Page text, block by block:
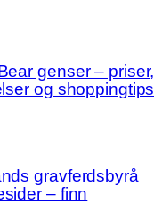
genser – priser,
og shoppingtips
gravferdsbyrå
– finn